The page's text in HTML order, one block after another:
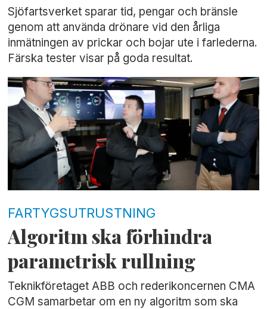
Sjöfartsverket sparar tid, pengar och bränsle
genom att använda drönare vid den årliga
inmätningen av prickar och bojar ute i farlederna.
Färska tester visar på goda resultat.
FARTYGSUTRUSTNING
Algoritm ska förhindra
parametrisk rullning
Teknikföretaget ABB och rederikoncernen CMA
CGM samarbetar om en ny algoritm som ska